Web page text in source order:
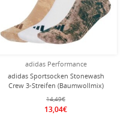
adidas Performance
adidas Sportsocken Stonewash
Crew 3-Streifen (Baumwollmix)
weiss/braun/grün - 3 Paar
14,49€
13,04€